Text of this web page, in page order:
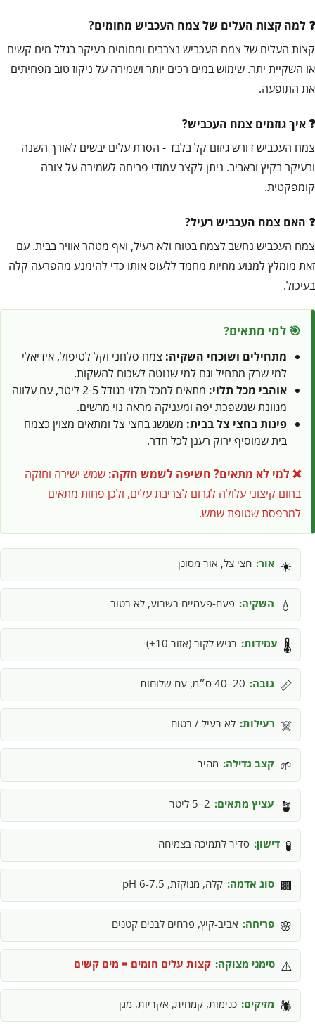
למה קצות העלים של צמח העכביש מחומים?
קצות העלים של צמח העכביש נצרבים ומחומים בעיקר בגלל מים קשים
או השקיית יתר. שימוש במים רכים יותר ושמירה על ניקוז טוב מפחיתים
את התופעה.
איך גוזמים צמח העכביש?
צמח העכביש דורש גיזום קל בלבד - הסרת עלים יבשים לאורך השנה
ובעיקר בקיץ ובאביב. ניתן לקצר עמודי פריחה לשמירה על צורה
קומפקטית.
האם צמח העכביש רעיל?
צמח העכביש נחשב לצמח בטוח ולא רעיל, ואף מטהר אוויר בבית. עם
זאת מומלץ למנוע מחיות מחמד ללעוס אותו כדי להימנע מהפרעה קלה
בעיכול.
🎯 למי מתאים?
מתחילים ושוכחי השקיה: צמח סלחני וקל לטיפול, אידיאלי
למי שרק מתחיל וגם למי שנוטה לשכוח להשקות.
אוהבי מכל תלוי:
מתאים למכל תלוי בגודל 2-5 ליטר, עם עלווה
מגוונת שנשפכת יפה ומעניקה מראה נוי מרשים.
פינות בחצי צל בבית: משגשג בחצי צל ומתאים מצוין כצמח
בית שמוסיף ירוק רענן לכל חדר.
❌ למי לא מתאים? חשיפה לשמש חזקה: שמש ישירה וחזקה
בחום קיצוני עלולה לגרום לצריבת עלים, ולכן פחות מתאים
למרפסת שטופת שמש.
☀️ אור: חצי צל, אור מסונן
💧 השקיה: פעם-פעמיים בשבוע, לא רטוב
🌡️ עמידות: רגיש לקור (אזור 10+)
📏 גובה: 20–40 ס״מ, עם שלוחות
☠️ רעילות: לא רעיל / בטוח
🌱 קצב גדילה: מהיר
🪴 עציץ מתאים: 2–5 ליטר
🧪 דישון: סדיר לתמיכה בצמיחה
🟫 סוג אדמה: קלה, מנוקזת, pH 6-7.5
🌸 פריחה: אביב-קיץ, פרחים לבנים קטנים
⚠️ סימני מצוקה: קצות עלים חומים = מים קשים
🕷️ מזיקים: כנימות, קמחית, אקריות, מגן